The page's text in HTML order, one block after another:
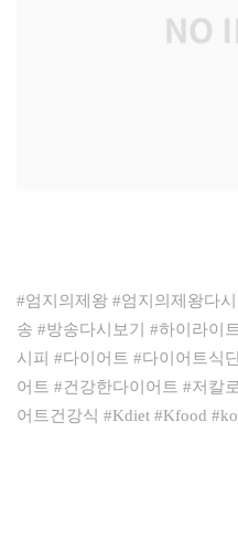
#엄지의제왕 #엄지의제왕다
송 #방송다시보기 #하이라이
시피 #다이어트 #다이어트식
어트 #건강한다이어트 #저칼
어트건강식 #Kdiet #Kfood